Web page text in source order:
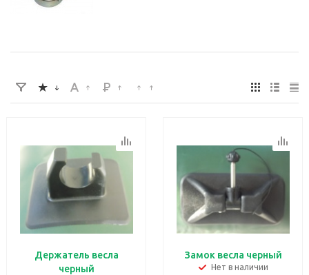
Держатель весла
черный
Замок весла черный
Нет в наличии